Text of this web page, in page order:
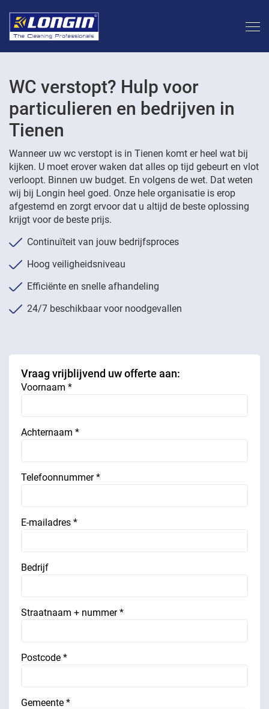
WC verstopt? Hulp voor
particulieren en bedrijven in
Tienen
Wanneer uw wc verstopt is in Tienen komt er heel wat bij
kijken. U moet erover waken dat alles op tijd gebeurt en vlot
verloopt. Binnen uw budget. En volgens de wet. Dat weten
wij bij Longin heel goed. Onze hele organisatie is erop
afgestemd en zorgt ervoor dat u altijd de beste oplossing
krijgt voor de beste prijs.
Continuïteit van jouw bedrijfsproces
Hoog veiligheidsniveau
Efficiënte en snelle afhandeling
24/7 beschikbaar voor noodgevallen
Vraag vrijblijvend uw offerte aan:
Voornaam *
Achternaam *
Telefoonnummer *
E-mailadres *
Bedrijf
Straatnaam + nummer *
Postcode *
Gemeente *